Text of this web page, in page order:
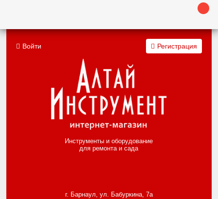
Инструменты и оборудование
для ремонта и сада
г. Барнаул, ул. Бабуркина, 7а
Войти Регистрация